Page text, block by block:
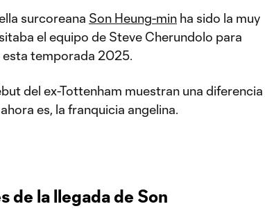
surcoreana Son Heung-min ha sido la muy
el equipo de Steve Cherundolo para
temporada 2025.
del ex-Tottenham muestran una diferencia
es, la franquicia angelina.
de la llegada de Son